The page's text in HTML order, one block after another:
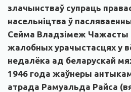
злачынстваў супраць
насельніцтва ў
Сейма Владзімеж Чажасты
жалобных урачыстасцях у
недалёка ад беларускай
1946 года жаўнеры
атрада Рамуальда Райса